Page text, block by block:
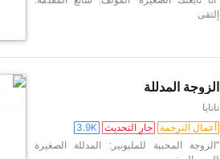
إلتقى
الزوجة المدللة
نانايا
أعمال الترجمة جارِ التحديث 3.9K
"الزوجة المحببة للمليونير: المدللة الصغيرة